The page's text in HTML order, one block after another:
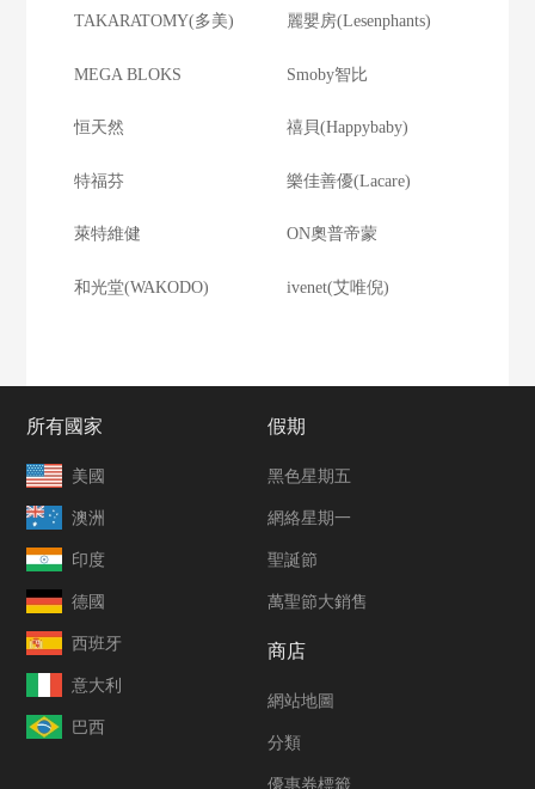
TAKARATOMY(多美) 麗嬰房(Lesenphants)
MEGA BLOKS Smoby智比
恒天然 禧貝(Happybaby)
特福芬 樂佳善優(Lacare)
萊特維健 ON奧普帝蒙
和光堂(WAKODO) ivenet(艾唯倪)
所有國家
美國
澳洲
印度
德國
西班牙
意大利
巴西
假期
黑色星期五
網絡星期一
聖誕節
萬聖節大銷售
商店
網站地圖
分類
優惠券標籤